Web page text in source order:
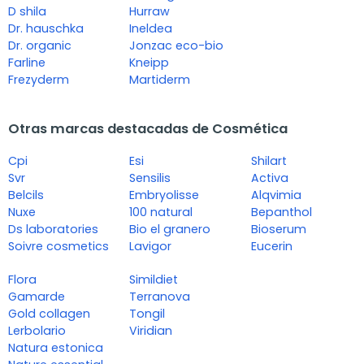
D shila
Dr. hauschka
Dr. organic
Farline
Frezyderm
Hurraw
Ineldea
Jonzac eco-bio
Kneipp
Martiderm
Otras marcas destacadas de Cosmética
Cpi
Svr
Belcils
Nuxe
Ds laboratories
Soivre cosmetics
Esi
Sensilis
Embryolisse
100 natural
Bio el granero
Lavigor
Shilart
Activa
Alqvimia
Bepanthol
Bioserum
Eucerin
Flora
Gamarde
Gold collagen
Lerbolario
Natura estonica
Simildiet
Terranova
Tongil
Viridian